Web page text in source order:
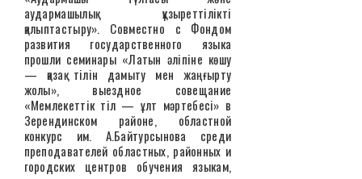
аудармашылық құзыреттілікті
қалыптастыру». Совместно с Фондом
развития государственного языка
прошли семинары «Латын әліпіне көшу
— қазақ тілін дамыту мен жаңғырту
жолы», выездное совещание
«Мемлекеттік тіл — ұлт мәртебесі» в
Зерендинском районе, областной
конкурс им. А.Байтурсынова среди
преподавателей областных, районных и
городских центров обучения языкам,